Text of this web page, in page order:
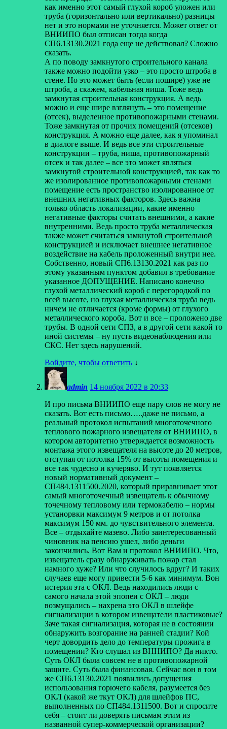
как именно этот самый глухой короб уложен или
труба (горизонтально или вертикально) разницы
нет и это нормами не уточняется. Может ответ от
ВНИИПО был отписан тогда когда
СП6.13130.2021 года еще не действовал? Сложно
сказать.
А по поводу замкнутого строительного канала
также можно подойти узко – это просто штроба в
стене. Но это может быть (если пошире) уже не
штроба, а скажем, кабельная ниша. Тоже ведь
замкнутая строительная конструкция. А ведь
можно и еще шире взглянуть – это помещение
(отсек), выделенное противопожарными стенами.
Тоже замкнутая от прочих помещений (отсеков)
конструкция. А можно еще далее, как я упоминал
в диалоге выше. И ведь все эти строительные
конструкции – труба, ниша, противопожарный
отсек и так далее – все это может являться
замкнутой строительной конструкцией, так как то
же изолированное противопожарными стенами
помещение есть пространство изолированное от
внешних негативных факторов. Здесь важна
только область локализации, какие именно
негативные факторы считать внешними, а какие
внутренними. Ведь просто труба металлическая
также может считаться замкнутой строительной
конструкцией и исключает внешнее негативное
воздействие на кабель проложенный внутри нее.
Собственно, новый СП6.13130.2021 как раз по
этому указанным пунктом добавил в требование
указанное ДОПУЩЕНИЕ. Написано конечно
глухой металлический короб с перегородкой по
всей высоте, но глухая металлическая труба ведь
ничем не отличается (кроме формы) от глухого
металлического короба. Вот и все – проложено две
трубы. В одной сети СПЗ, а в другой сети какой то
иной системы – ну пусть видеонаблюдения или
СКС. Нет здесь нарушений.
Войдите, чтобы ответить ↓
admin 14 ноября 2022 в 20:33
И про письма ВНИИПО еще пару слов не могу не
сказать. Вот есть письмо…..даже не письмо, а
реальный протокол испытаний многоточечного
теплового пожарного извещателя от ВНИИПО, в
котором авторитетно утверждается возможность
монтажа этого извещателя на высоте до 20 метров,
отступая от потолка 15% от высоты помещения и
все так чудесно и кучеряво. И тут появляется
новый нормативный документ –
СП484.1311500.2020, который приравнивает этот
самый многоточечный извещатель к обычному
точечному тепловому или термокабелю – нормы
устанорвки максимум 9 метров и от потолка
максимум 150 мм. до чувствительного элемента.
Все – отдыхайте мазево. Либо заинтересованный
чиновник на пенсию ушел, либо деньги
закончились. Вот Вам и протокол ВНИИПО. Что,
извещатель сразу обнаруживать пожар стал
намного хуже? Или что случилось вдруг? И таких
случаев еще могу привести 5-6 как минимум. Вон
истерия эта с ОКЛ. Ведь находились люди с
самого начала этой эпопеи с ОКЛ – люди
возмущались – нахрена это ОКЛ в шлейфе
сигнализации в котором извещатели пластиковые?
Заче такая сигнализация, которая не в состоянии
обнаружить возгорание на ранней стадии? Кой
черт довордить дело до температуры прожига в
помещении? Кто слушал из ВННИПО? Да никто.
Суть ОКЛ была совсем не в противопожарной
защите. Суть была финансовая. Сейчас вон в том
же СП6.13130.2021 появились допущения
использования горючего кабеля, разумеется без
ОКЛ (какой же ткут ОКЛ) для шлейфов ПС,
выполненных по СП484.1311500. Вот и спросите
себя – стоит ли доверять письмам этим из
названной супер-коммерческой организации?